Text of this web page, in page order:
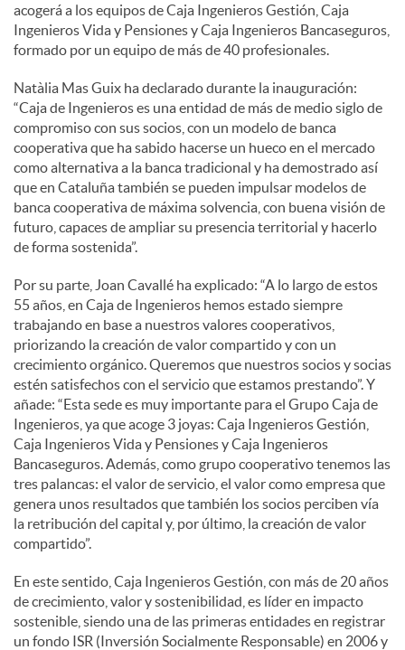
acogerá a los equipos de Caja Ingenieros Gestión, Caja
Ingenieros Vida y Pensiones y Caja Ingenieros Bancaseguros,
formado por un equipo de más de 40 profesionales.
Natàlia Mas Guix ha declarado durante la inauguración:
“Caja de Ingenieros es una entidad de más de medio siglo de
compromiso con sus socios, con un modelo de banca
cooperativa que ha sabido hacerse un hueco en el mercado
como alternativa a la banca tradicional y ha demostrado así
que en Cataluña también se pueden impulsar modelos de
banca cooperativa de máxima solvencia, con buena visión de
futuro, capaces de ampliar su presencia territorial y hacerlo
de forma sostenida”.
Por su parte, Joan Cavallé ha explicado: “A lo largo de estos
55 años, en Caja de Ingenieros hemos estado siempre
trabajando en base a nuestros valores cooperativos,
priorizando la creación de valor compartido y con un
crecimiento orgánico. Queremos que nuestros socios y socias
estén satisfechos con el servicio que estamos prestando”. Y
añade: “Esta sede es muy importante para el Grupo Caja de
Ingenieros, ya que acoge 3 joyas: Caja Ingenieros Gestión,
Caja Ingenieros Vida y Pensiones y Caja Ingenieros
Bancaseguros. Además, como grupo cooperativo tenemos las
tres palancas: el valor de servicio, el valor como empresa que
genera unos resultados que también los socios perciben vía
la retribución del capital y, por último, la creación de valor
compartido”.
En este sentido, Caja Ingenieros Gestión, con más de 20 años
de crecimiento, valor y sostenibilidad, es líder en impacto
sostenible, siendo una de las primeras entidades en registrar
un fondo ISR (Inversión Socialmente Responsable) en 2006 y